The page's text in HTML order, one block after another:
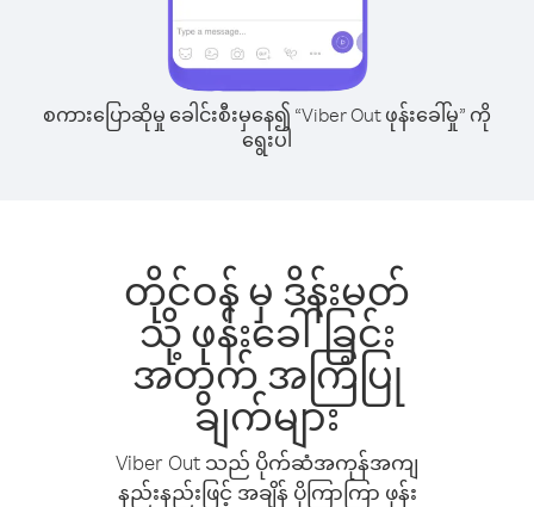
စကားပြောဆိုမှု ခေါင်းစီးမှနေ၍ “Viber Out ဖုန်းခေါ်မှု” ကို
ရွေးပါ
တိုင်ဝန် မှ ဒိန်းမတ်
သို့ ဖုန်းခေါ်ခြင်း
အတွက် အကြံပြု
ချက်များ
Viber Out သည် ပိုက်ဆံအကုန်အကျ
နည်းနည်းဖြင့် အချိန် ပိုကြာကြာ ဖုန်း